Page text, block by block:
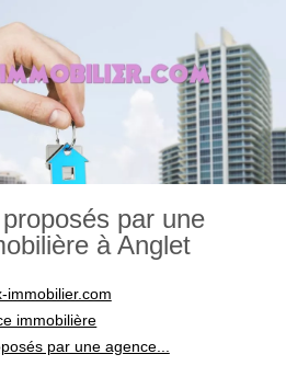
par une
à Anglet
immobilier.com
immobilière
par une agence...